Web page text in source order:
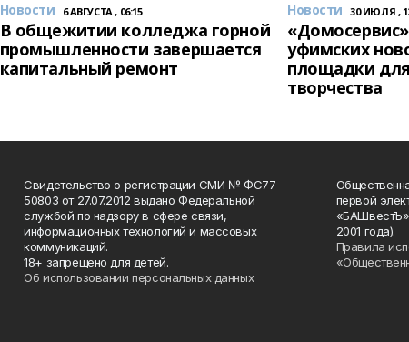
Новости 6 АВГУСТА , 06:15
В общежитии колледжа горной
промышленности завершается
капитальный ремонт
Новости 30 ИЮЛЯ ,
уфимских
площадки
творчества
Свидетельство о регистрации СМИ № ФС77-
50803 от 27.07.2012 выдано Федеральной
службой по надзору в сфере связи,
информационных технологий и массовых
коммуникаций.
18+ запрещено для детей.
Об использовании персональных данных
первой
2001 года).
Правила